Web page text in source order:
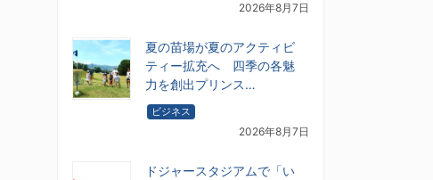
2026年8月7日
夏の苗場が夏のアクティビ
ティー拡充へ 四季の各魅
力を創出プリンス…
ビジネス
2026年8月7日
ドジャースタジアムで「い